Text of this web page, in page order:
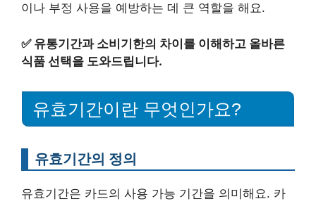
이나 부정 사용을 예방하는 데 큰 역할을 해요.
✅ 유통기간과 소비기한의 차이를 이해하고 올바른
식품 선택을 도와드립니다.
유효기간이란 무엇인가요?
유효기간의 정의
유효기간은 카드의 사용 가능 기간을 의미해요. 카